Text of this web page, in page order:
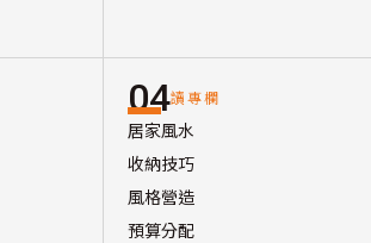
04讀專欄
居家風水
收納技巧
風格營造
預算分配